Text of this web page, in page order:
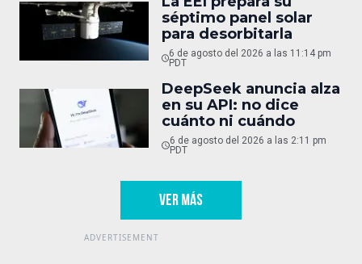
séptimo panel solar
para desorbitarla
6 de agosto del 2026 a las 11:14 pm
PDT
DeepSeek anuncia alza
en su API: no dice
cuánto ni cuándo
6 de agosto del 2026 a las 2:11 pm
PDT
VER MÁS